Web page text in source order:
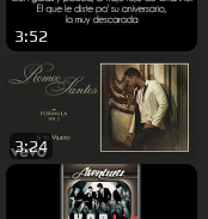
3:52
3:24